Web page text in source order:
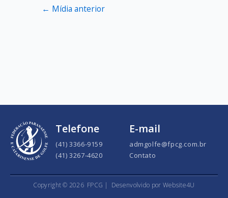
← Mídia anterior
Telefone
(41) 3366-9159
(41) 3267-4620
E-mail
admgolfe@fpcg.com.br
Contato
Copyright © 2026 FPCG | Desenvolvido por Website4U